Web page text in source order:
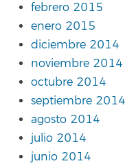
febrero 2015
enero 2015
diciembre 2014
noviembre 2014
octubre 2014
septiembre 2014
agosto 2014
julio 2014
junio 2014